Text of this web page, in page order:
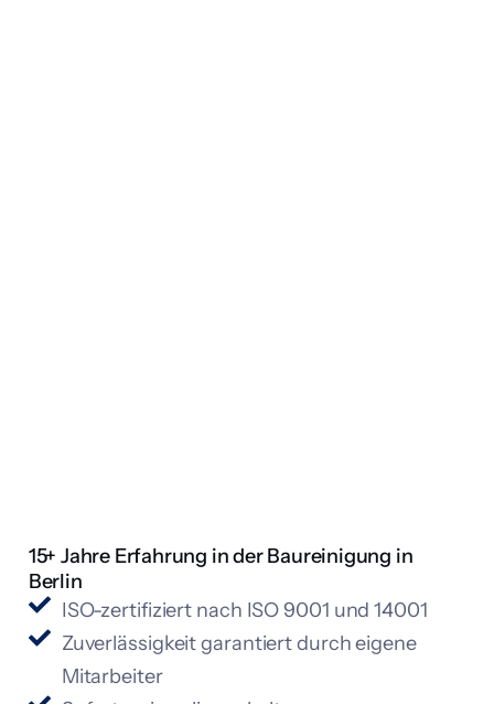
15+ Jahre Erfahrung in der Baureinigung in
Berlin
ISO-zertifiziert nach ISO 9001 und 14001
Zuverlässigkeit garantiert durch eigene
Mitarbeiter